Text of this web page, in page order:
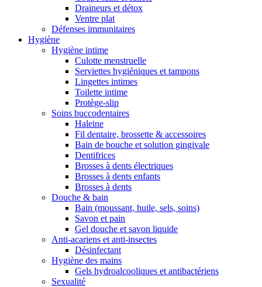
Draineurs et détox
Ventre plat
Défenses immunitaires
Hygiène
Hygiène intime
Culotte menstruelle
Serviettes hygiéniques et tampons
Lingettes intimes
Toilette intime
Protège-slip
Soins buccodentaires
Haleine
Fil dentaire, brossette & accessoires
Bain de bouche et solution gingivale
Dentifrices
Brosses à dents électriques
Brosses à dents enfants
Brosses à dents
Douche & bain
Bain (moussant, huile, sels, soins)
Savon et pain
Gel douche et savon liquide
Anti-acariens et anti-insectes
Désinfectant
Hygiène des mains
Gels hydroalcooliques et antibactériens
Sexualité